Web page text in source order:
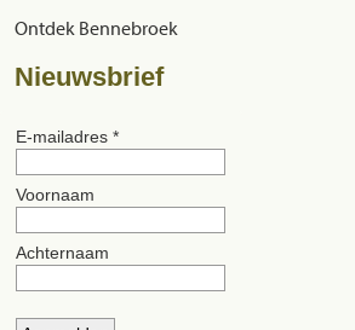
Ontdek Bennebroek
Nieuwsbrief